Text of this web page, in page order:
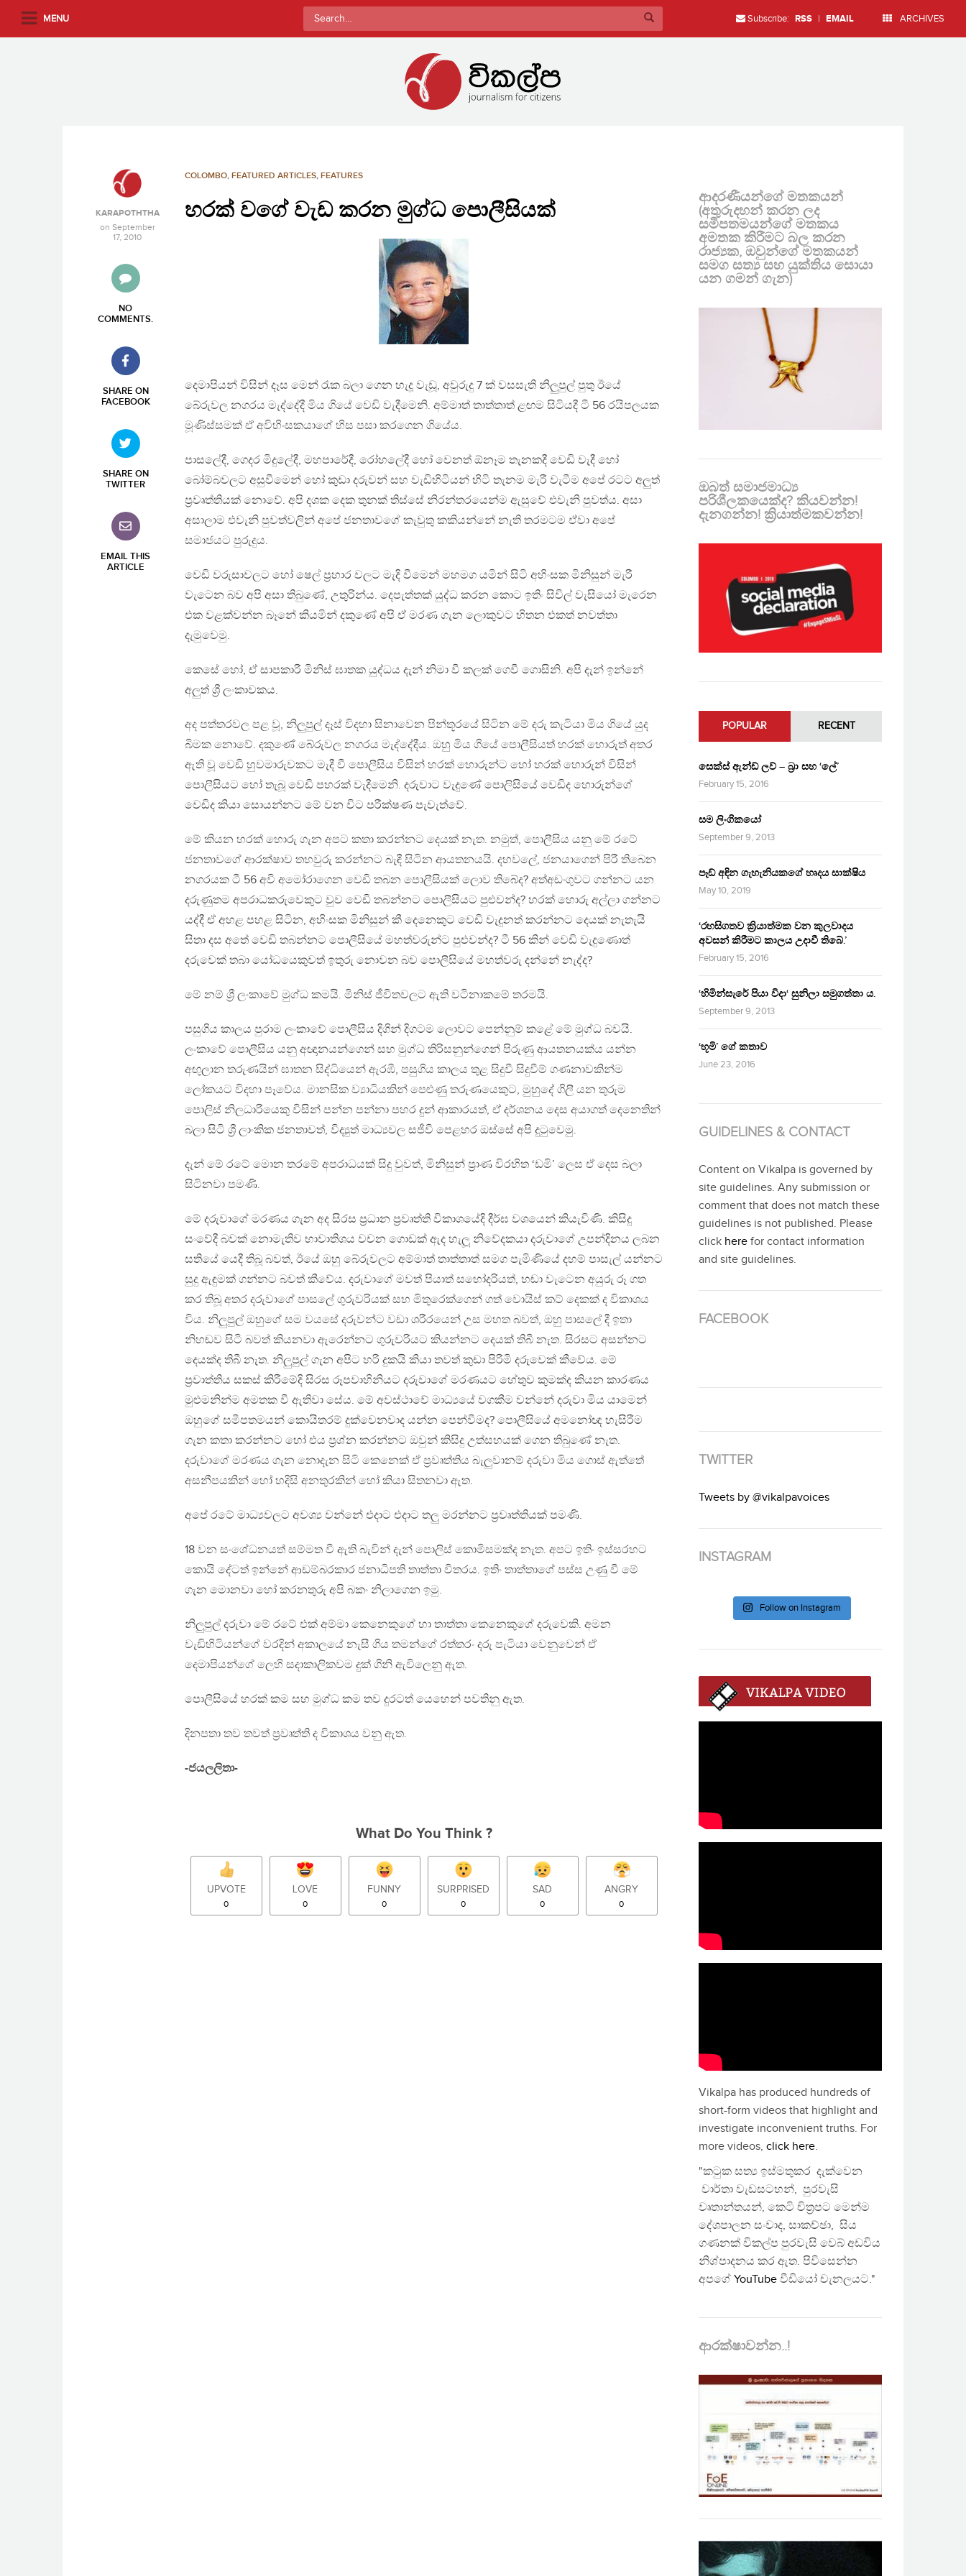
MENU
Search
for:
Subscribe: RSS | EMAIL ARCHIVES
COLOMBO, FEATURED ARTICLES, FEATURES
හරක් වගේ වැඩ කරන මුග්ධ පොලීසියක්
KARAPOTHTHA
on September
17, 2010
NO
COMMENTS.
SHARE ON
FACEBOOK
SHARE ON
TWITTER
EMAIL THIS
ARTICLE
දෙමාපියන් විසින් දෑස මෙන් රැක බලා ගෙන හැදූ වැඩූ, අවුරුදු 7 ක් වසසැති නිලුපුල් පුතු ඊයේ
බේරුවල නගරය මැද්දේදී මිය ගියේ වෙඩි වැදීමෙනි. අම්මාත් තාත්තාත් ළඟම සිටියදී ටී 56 රයිපලයක
මූණිස්සමක් ඒ අවිහිංසකයාගේ හිස පසා කරගෙන ගියේය.
පාසලේදී, ගෙදර මිදුලේදී, මහපාරේදී, රෝහලේදී හෝ වෙනත් ඕනෑම තැනකදී වෙඩි වැදී හෝ
බෝම්බවලට අසුවීමෙන් හෝ කුඩා දරුවන් සහ වැඩිහිටියන් හිටි තැනම මැරී වැටීම අපේ රටට අලුත්
ප්‍රවෘත්තියක් නොවේ. අපි දශක දෙක තුනක් තිස්සේ නිරන්තරයෙන්ම ඇසුවේ එවැනි පුවත්ය. අසා
අසාලාම එවැනි පුවත්වලින් අපේ ජනතාවගේ කැවුතු කකියන්නේ නැති තරමටම ඒවා අපේ
සමාජයට පුරුදුය.
වෙඩි වරුසාවලට හෝ ෂෙල් ප්‍රහාර වලට මැදි වීමෙන් මහමග යමින් සිටි අහිංසක මිනිසුන් මැරී
වැටෙන බව අපි අසා තිබුණේ, උතුරින්ය. දෙපැත්තක් යුද්ධ කරන කොට ඉතිං සිවිල් වැසියෝ මැරෙන
එක වළක්වන්න බෑනේ කියමින් දකුණේ අපි ඒ මරණ ගැන ලොකුවට හිතන එකත් නවත්තා
දැමුවෙමු.
කෙසේ හෝ, ඒ සාපකාරී මිනිස් ඝාතක යුද්ධය දැන් නිමා වී කලක් ගෙවී ගොසිනි. අපි දැන් ඉන්නේ
අලුත් ශ්‍රී ලංකාවකය.
අද පත්තරවල පළ වූ, නිලුපුල් දෑස් විදහා සිනාවෙන පින්තූරයේ සිටින මේ දරු කැටියා මිය ගියේ යුද
බිමක නොවේ. දකුණේ බේරුවල නගරය මැද්දේදීය. ඔහු මිය ගියේ පොලීසියත් හරක් හොරුත් අතර
ඇති වූ වෙඩි හුවමාරුවකට මැදී වී පොලීසිය විසින් හරක් හොරුන්ට හෝ හරක් හොරුන් විසින්
පොලීසියට හෝ තැබූ වෙඩි පහරක් වැදීමෙනි. දරුවාට වැදුණේ පොලිසියේ වෙඩිද හොරුන්ගේ
වෙඩිද කියා සොයන්නට මේ වන විට පරීක්ෂණ පැවැත්වේ.
මේ කියන හරක් හොරු ගැන අපට කතා කරන්නට දෙයක් නැත. නමුත්, පොලීසිය යනු මේ රටේ
ජනතාවගේ ආරක්ෂාව තහවුරු කරන්නට බැඳී සිටින ආයතනයයි. දහවලේ, ජනයාගෙන් පිරී තිබෙන
නගරයක ටී 56 අවි අමෝරාගෙන වෙඩි තබන පොලීසියක් ලොව තිබේද? අත්අඩංගුවට ගන්නට යන
දරුණුතම අපරාධකරුවෙකුට වුව වෙඩි තබන්නට පොලීසියට පුළුවන්ද? හරක් හොරු අල්ලා ගන්නට
යද්දී ඒ අහළ පහළ සිටින, අහිංසක මිනිසුන් කී දෙනෙකුට වෙඩි වැදුනත් කරන්නට දෙයක් නැතැයි
සිතා දස අතේ වෙඩි තබන්නට පොලීසියේ මහත්වරුන්ට පුළුවන්ද? ටී 56 කින් වෙඩි වැදුණොත්
දරුවෙක් තබා යෝධයෙකුවත් ඉතුරු නොවන බව පොලීසියේ මහත්වරු දන්නේ නැද්ද?
මේ නම් ශ්‍රී ලංකාවේ මුග්ධ කමයි. මිනිස් ජීවිතවලට ඇති වටිනාකමේ තරමයි.
පසුගිය කාලය පුරාම ලංකාවේ පොලීසිය දිගින් දිගටම ලොවට පෙන්නුම් කළේ මේ මුග්ධ බවයි.
ලංකාවේ පොලීසිය යනු අඥානයන්ගෙන් සහ මුග්ධ තිරිසනුන්ගෙන් පිරුණු ආයතනයක්ය යන්න
අඟුලාන තරුණයින් ඝාතන සිද්ධියෙන් ඇරඹී, පසුගිය කාලය තුළ සිදුවී සිදුවීම් ගණනාවකින්ම
ලෝකයට විදහා පෑවේය. මානසික ව්‍යාධියකින් පෙළුණු තරුණයෙකුට, මුහුදේ ගිලී යන තුරුම
පොලිස් නිලධාරියෙකු විසින් පන්න පන්නා පහර දුන් ආකාරයත්, ඒ දර්ශනය දෙස අයාගත් දෙනෙතින්
බලා සිටි ශ්‍රී ලාංකික ජනතාවත්, විද්‍යුත් මාධ්‍යවල සජීවි පෙළහර ඔස්සේ අපි දුටුවෙමු.
දැන් මේ රටේ මොන තරමේ අපරාධයක් සිදු වුවත්, මිනිසුන් ප්‍රාණ විරහිත ‘ඩමි’ ලෙස ඒ දෙස බලා
සිටිනවා පමණි.
මේ දරුවාගේ මරණය ගැන අද සිරස ප්‍රධාන ප්‍රවෘත්ති විකාශයේදි දීර්ඝ වශයෙන් කියැවිණි. කිසිදු
සංවේදී බවක් නොමැතිව භාවාතිශය වචන ගොඩක් ඇද හැලූ නිවේදකයා දරුවාගේ උපන්දිනය ලබන
සතියේ යෙදී තිබූ බවත්, ඊයේ ඔහු බේරුවලට අම්මාත් තාත්තාත් සමග පැමිණියේ දහම් පාසැල් යන්නට
සුදු ඇඳුමක් ගන්නට බවත් කීවේය. දරුවාගේ මවත් පියාත් සහෝදරියත්, හඬා වැටෙන අයුරු රූ ගත
කර තිබූ අතර දරුවාගේ පාසලේ ගුරුවරියක් සහ මිතුරෙක්ගෙන් ගත් වොයිස් කට් දෙකක් ද විකාශය
විය. නිලුපුල් ඔහුගේ සම වයසේ දරුවන්ට වඩා ශරීරයෙන් උස මහත බවත්, ඔහු පාසලේ දී ඉතා
නිහඬව සිටි බවත් කියනවා ඇරෙන්නට ගුරුවරියට කියන්නට දෙයක් තිබී නැත. සිරසට අසන්නට
දෙයක්ද තිබී නැත. නිලුපුල් ගැන අපිට හරි දුකයි කියා තවත් කුඩා පිරිමි දරුවෙක් කීවේය. මේ
ප්‍රවාත්තිය සකස් කිරීමේදි සිරස රූපවාහිනියට දරුවාගේ මරණයට හේතුව කුමක්ද කියන කාරණය
මුළුමනින්ම අමතක වී ඇතිවා සේය. මේ අවස්ථාවේ මාධ්‍යයේ වගකීම වන්නේ දරුවා මිය යාමෙන්
ඔහුගේ සමීපතමයන් කොයිතරම් දුක්වෙනවාද යන්න පෙන්වීමද? පොලීසියේ අමනෝඥ හැසිරීම
ගැන කතා කරන්නට හෝ එය ප්‍රශ්න කරන්නට ඔවුන් කිසිදු උත්සහයක් ගෙන තිබුණේ නැත.
දරුවාගේ මරණය ගැන නොදැන සිටි කෙනෙක් ඒ ප්‍රවෘත්තිය බැලුවානම් දරුවා මිය ගොස් ඇත්තේ
අසනීපයකින් හෝ හදිසි අනතුරකින් හෝ කියා සිතනවා ඇත.
අපේ රටේ මාධ්‍යවලට අවශ්‍ය වන්නේ එදාට එදාට තලු මරන්නට ප්‍රවෘත්තියක් පමණි.
18 වන සංශේධනයත් සම්මත වී ඇති බැවින් දැන් පොලිස් කොමිසමක්ද නැත. අපට ඉතිං ඉස්සරහට
කොයි දේටත් ඉන්නේ ආඩම්බරකාර ජනාධිපති තාත්තා විතරය. ඉතිං තාත්තාගේ පස්ස උණු වී මේ
ගැන මොනවා හෝ කරනතුරු අපි බකං නිලාගෙන ඉමු.
නිලුපුල් දරුවා මේ රටේ එක් අම්මා කෙනෙකුගේ හා තාත්තා කෙනෙකුගේ දරුවෙකි. අමන
වැඩිහිටියන්ගේ වරදින් අකාලයේ නැසී ගිය තමන්ගේ රත්තරං දරු පැටියා වෙනුවෙන් ඒ
දෙමාපියන්ගේ ලෙහි සදාකාලිකවම දුක් ගිනි ඇවිලෙනු ඇත.
පොලීසියේ හරක් කම සහ මුග්ධ කම තව දුරටත් යෙහෙන් පවතිනු ඇත.
දිනපතා තව තවත් ප්‍රවෘත්ති ද විකාශය වනු ඇත.
-ජයලලිතා-
What Do You Think ?
UPVOTE
0
LOVE
0
FUNNY
0
SURPRISED
0
SAD
0
ANGRY
0
ආදරණීයන්ගේ මතකයන්
(අතුරුදහන් කරන ලද
සමීපතමයන්ගේ මතකය
අමතක කිරීමට බල කරන
රාජ්‍යක, ඔවුන්ගේ මතකයන්
සමග සත්‍ය සහ යුක්තිය සොයා
යන ගමන් ගැන)
ඔබත් සමාජමාධ්‍ය
පරිශීලකයෙක්ද? කියවන්න!
දැනගන්න! ක්‍රියාත්මකවන්න!
POPULAR RECENT
සෙක්ස් ඇන්ඩ් ලව් – බ්‍රා සහ ‘ලේ’
February 15, 2016
සම ලිංගිකයෝ
September 9, 2013
පෑඩ් අඳින ගැහැනියකගේ හෘදය සාක්ෂිය
May 10, 2019
‘රහසිගතව ක්‍රියාත්මක වන කුලවාදය
අවසන් කිරීමට කාලය උදාවී තිබේ.’
February 15, 2016
‘හිමින්සැරේ පියා විදා‘ සුනිලා සමුගත්තා ය.
September 9, 2013
‘භූමි’ ගේ කතාව
June 23, 2016
GUIDELINES & CONTACT
Content on Vikalpa is governed by
site guidelines. Any submission or
comment that does not match these
guidelines is not published. Please
click here for contact information
and site guidelines.
FACEBOOK
TWITTER
Tweets by @vikalpavoices
INSTAGRAM
Follow on Instagram
Vikalpa has produced hundreds of
short-form videos that highlight and
investigate inconvenient truths. For
more videos, click here.
"කටුක සත්‍ය ඉස්මතුකර දැක්වෙන
වාර්තා වැඩසටහන්, පුරවැසි
වෘතාන්තයන්, කෙටි චිත්‍රපට මෙන්ම
දේශපාලන සංවාද, සාකච්ඡා, සිය
ගණනක් විකල්ප පුරවැසි වෙබ් අඩවිය
නිශ්පාදනය කර ඇත. පිවිසෙන්න
අපගේ YouTube වීඩියෝ චැනලයට."
ආරක්ෂාවන්න..!